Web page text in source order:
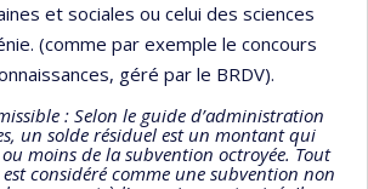
et sociales ou celui des sciences
(comme par exemple le concours
géré par le BRDV).
: Selon le guide d’administration
un solde résiduel est un montant qui
moins de la subvention octroyée. Tout
considéré comme une subvention non